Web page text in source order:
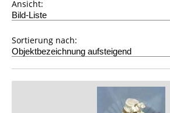
Ansicht:
Sortierung nach: